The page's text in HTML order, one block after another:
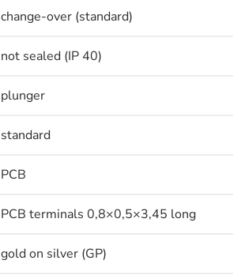
change-over (standard)
not sealed (IP 40)
plunger
standard
PCB
PCB terminals 0,8×0,5×3,45 long
gold on silver (GP)